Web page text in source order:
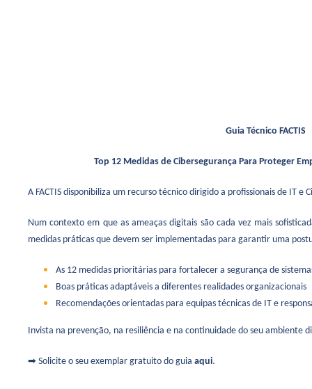
Guia Técnico FACTIS
Top 12 Medidas de Cibersegurança Para Proteger
A FACTIS disponibiliza um recurso técnico dirigido a profissionais de IT e
Num contexto em que as ameaças digitais são cada vez mais
medidas práticas que devem ser implementadas para garantir uma
As 12 medidas prioritárias para fortalecer a segurança de
Boas práticas adaptáveis a diferentes realidades organizacionais
Recomendações orientadas para equipas técnicas de IT e
Invista na prevenção, na resiliência e na continuidade do seu ambiente
➡ Solicite o seu exemplar gratuito do guia aqui.